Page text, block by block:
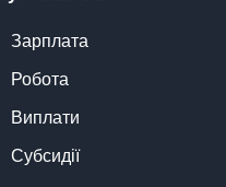
Зарплата
Робота
Виплати
Субсидії